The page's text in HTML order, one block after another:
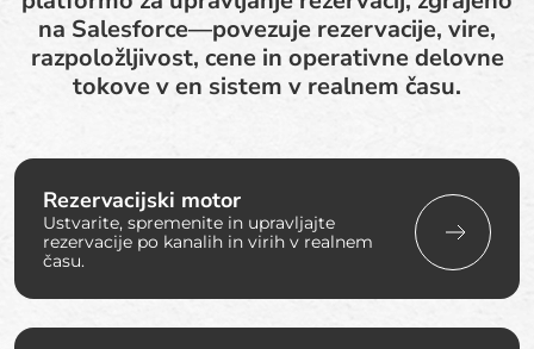
na Salesforce—povezuje rezervacije, vire,
razpoložljivost, cene in operativne delovne
tokove v en sistem v realnem času.
Rezervacijski motor
Ustvarite, spremenite in upravljajte
rezervacije po kanalih in virih v realnem
času.